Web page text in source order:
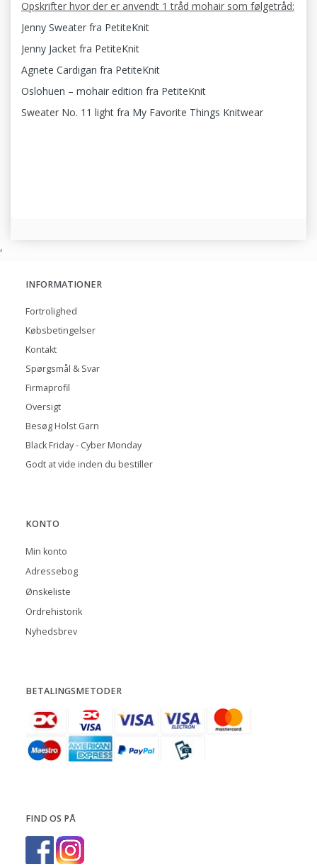
Opskrifter hvor der er anvendt 1 tråd mohair som følgetråd:
Jenny Sweater fra PetiteKnit
Jenny Jacket fra PetiteKnit
Agnete Cardigan fra PetiteKnit
Oslohuen – mohair edition fra PetiteKnit
Sweater No. 11 light fra My Favorite Things Knitwear
,
INFORMATIONER
Fortrolighed
Købsbetingelser
Kontakt
Spørgsmål & Svar
Firmaprofil
Oversigt
Besøg Holst Garn
Black Friday - Cyber Monday
Godt at vide inden du bestiller
KONTO
Min konto
Adressebog
Ønskeliste
Ordrehistorik
Nyhedsbrev
BETALINGSMETODER
FIND OS PÅ